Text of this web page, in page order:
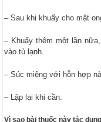
– Sau khi khuấy cho mật
– Khuấy thêm một lần
vào tủ lạnh.
– Súc miệng với hỗn hợp
– Lặp lại khi cần.
Vì sao bài thuốc này tác